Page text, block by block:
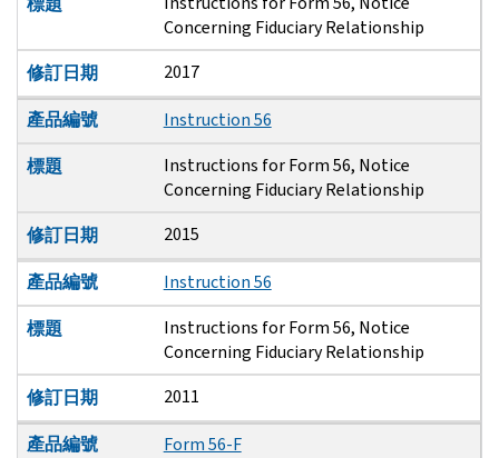
Concerning Fiduciary Relationship
修訂日期
2017
產品編號
Instruction 56
標題
Instructions for Form 56, Notice
Concerning Fiduciary Relationship
修訂日期
2015
產品編號
Instruction 56
標題
Instructions for Form 56, Notice
Concerning Fiduciary Relationship
修訂日期
2011
產品編號
Form 56-F